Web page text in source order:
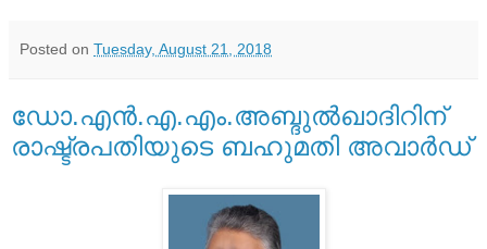
Posted on Tuesday, August 21, 2018
ഡോ.എന്‍.എ.എം.അബ്ദുല്‍ഖാദിറിന്
രാഷ്ട്രപതിയുടെ ബഹുമതി അവാര്‍ഡ്